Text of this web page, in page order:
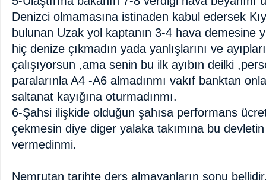
Denizci olmamasına istinaden kabul edersek
bulunan Uzak yol kaptanın 3-4 hava demesine
hiç denize çıkmadın yada yanlışlarını ve
çalışıyorsun ,ama senin bu ilk ayıbın deilki
paralarınla A4 -A6 almadınmı vakıf banktan
saltanat kayığına oturmadınmı.
6-Şahsi ilişkide olduğun şahısa performans
çekmesin diye diger yalaka takımına bu devletin
vermedinmi.
Nemrutan tarihte ders almayanların sonu